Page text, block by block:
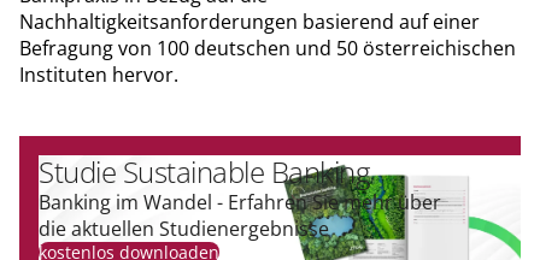
Nachhaltigkeitsanforderungen basierend auf einer
Befragung von 100 deutschen und 50 österreichischen
Instituten hervor.
Studie Sustainable Banking
Banking im Wandel - Erfahren Sie mehr über
die aktuellen Studienergebnisse
kostenlos downloaden